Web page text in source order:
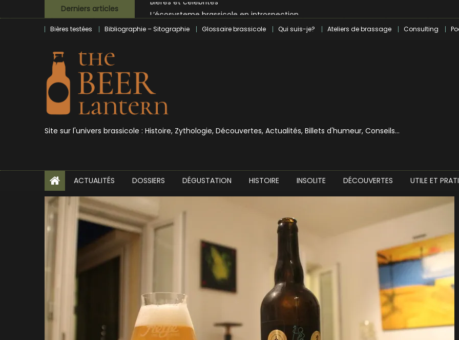
to
Derniers articles
Zoumaï : pionnier de la révolution craft à Marseille
L’intelligence artificielle dans le milieu brassicole
Bières testées Bibliographie – Sitographie Glossaire brassicole Qui suis-je? Ateliers de brassage Consulting
Site sur l'univers brassicole : Histoire, Zythologie, Découvertes, Actualités, Billets d'humeur, Conseils…
ACTUALITÉS DOSSIERS DÉGUSTATION HISTOIRE INSOLITE DÉCOUVERTES UTILE ET